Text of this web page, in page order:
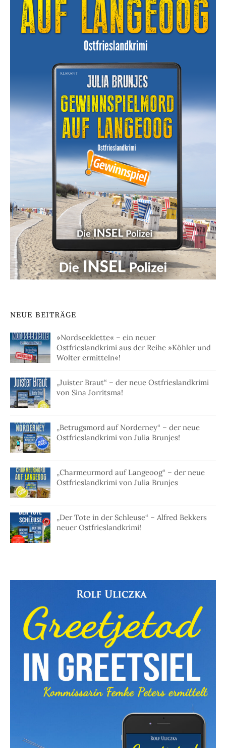
NEUE BEITRÄGE
»Nordseeklette« – ein neuer
Ostfrieslandkrimi aus der Reihe »Köhler und
Wolter ermitteln«!
„Juister Braut“ – der neue Ostfrieslandkrimi
von Sina Jorritsma!
„Betrugsmord auf Norderney“ – der neue
Ostfrieslandkrimi von Julia Brunjes!
„Charmeurmord auf Langeoog“ – der neue
Ostfrieslandkrimi von Julia Brunjes
„Der Tote in der Schleuse“ – Alfred Bekkers
neuer Ostfrieslandkrimi!